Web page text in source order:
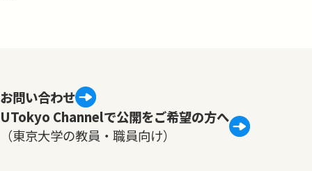
お問い合わせ
UTokyo Channelで公開をご希望の方へ
（東京大学の教員・職員向け）